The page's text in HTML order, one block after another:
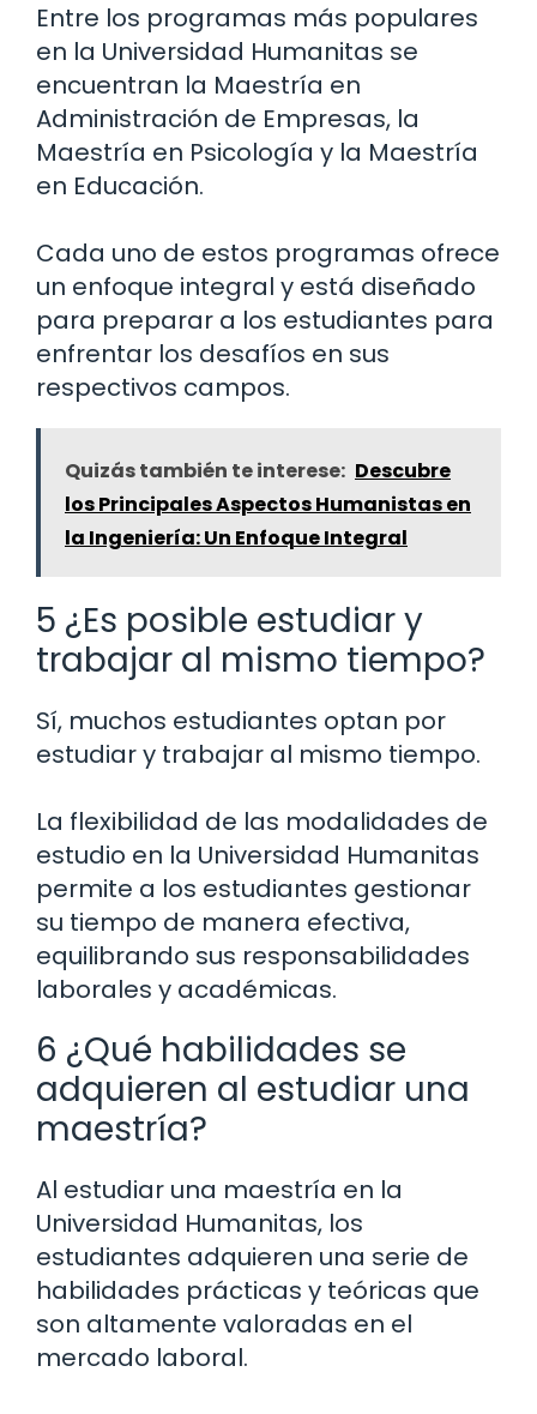
Entre los programas más populares
en la Universidad Humanitas se
encuentran la Maestría en
Administración de Empresas, la
Maestría en Psicología y la Maestría
en Educación.
Cada uno de estos programas ofrece
un enfoque integral y está diseñado
para preparar a los estudiantes para
enfrentar los desafíos en sus
respectivos campos.
Quizás también te interese: Descubre
los Principales Aspectos Humanistas en
la Ingeniería: Un Enfoque Integral
5 ¿Es posible estudiar y
trabajar al mismo tiempo?
Sí, muchos estudiantes optan por
estudiar y trabajar al mismo tiempo.
La flexibilidad de las modalidades de
estudio en la Universidad Humanitas
permite a los estudiantes gestionar
su tiempo de manera efectiva,
equilibrando sus responsabilidades
laborales y académicas.
6 ¿Qué habilidades se
adquieren al estudiar una
maestría?
Al estudiar una maestría en la
Universidad Humanitas, los
estudiantes adquieren una serie de
habilidades prácticas y teóricas que
son altamente valoradas en el
mercado laboral.